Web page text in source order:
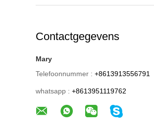
Contactgegevens
Mary
Telefoonnummer : +8613913556791
whatsapp : +8613951119762